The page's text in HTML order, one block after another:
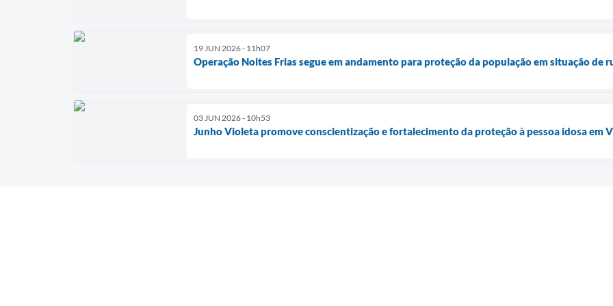
19 JUN 2026 - 11h07
Operação Noites Frias segue em andamento para proteção da população em situação de
03 JUN 2026 - 10h53
Junho Violeta promove conscientização e fortalecimento da proteção à pessoa idosa em